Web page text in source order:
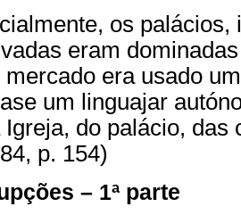
os
eram
mercado era usado
um linguajar
Igreja, do palácio, das
p. 154)
– 1ª parte